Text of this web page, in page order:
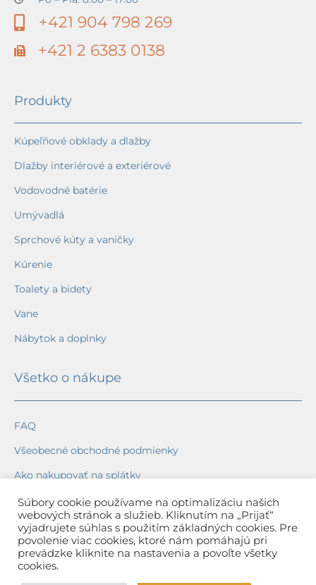
+421 904 798 269
+421 2 6383 0138
Produkty
Kúpeľňové obklady a dlažby
Dlažby interiérové a exteriérové
Vodovodné batérie
Umývadlá
Sprchové kúty a vaničky
Kúrenie
Toalety a bidety
Vane
Nábytok a doplnky
Všetko o nákupe
FAQ
Všeobecné obchodné podmienky
Ako nakupovať na splátky
Ochrana osobných údajov
Reklamačný poriadok
Spôsob a cena dopravy
Súbory cookie používame na optimalizáciu našich
webových stránok a služieb. Kliknutím na „Prijať“
vyjadrujete súhlas s použitím základných cookies. Pre
povolenie viac cookies, ktoré nám pomáhajú pri
prevádzke kliknite na nastavenia a povoľte všetky
cookies.